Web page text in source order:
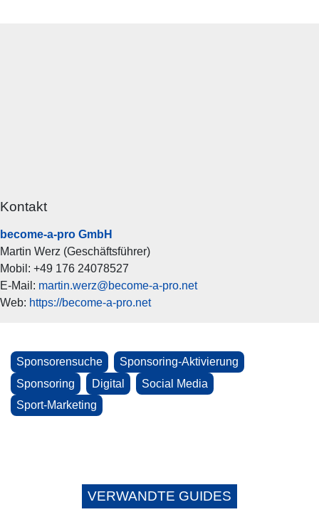
Kontakt
become-a-pro GmbH
Martin Werz (Geschäftsführer)
Mobil: +49 176 24078527
E-Mail: martin.werz@become-a-pro.net
Web: https://become-a-pro.net
Sponsorensuche
Sponsoring-Aktivierung
Sponsoring
Digital
Social Media
Sport-Marketing
VERWANDTE GUIDES